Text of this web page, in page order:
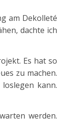
am Dekolleté
dachte ich
Es hat so
zu machen.
kann.
werden.